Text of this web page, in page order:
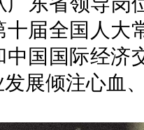
十届全国人大
中国国际经济
展倾注心血